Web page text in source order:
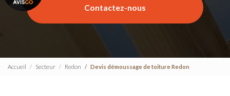
Contactez-nous
Voir le certificat
Accueil Secteur Redon Devis démoussage de toiture Redon